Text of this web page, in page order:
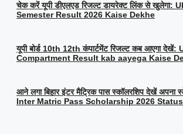
चेक करें यूपी डीएलएड रिजल्ट डायरेक्ट लिंक से खुलेगा:
Semester Result 2026 Kaise Dekhe
यूपी बोर्ड 10th 12th कंपार्टमेंट रिजल्ट कब आएगा देखें:
Compartment Result kab aayega Kaise
आने लगा बिहार इंटर मैट्रिक पास स्कॉलरशिप देखें
Inter Matric Pass Scholarship 2026